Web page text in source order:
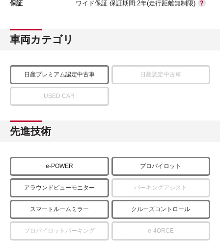
保証 ワイド保証 保証期間:2年(走行距離無制限)
車両カテゴリ
日産プレミアム認定中古車 日産認定中古車
USED CAR
先進技術
e-POWER プロパイロット
アラウンドビューモニター パーキングアシスト
スマートルームミラー クルーズコントロール
プロパイロットパーキング e-4ORCE